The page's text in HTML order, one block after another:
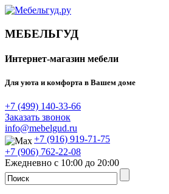
МЕБЕЛЬГУД
Интернет-магазин мебели
Для уюта и комфорта в Вашем доме
+7 (499) 140-33-66
Заказать звонок
info@mebelgud.ru
+7 (916) 919-71-75
+7 (906) 762-22-08
Ежедневно с 10:00 до 20:00